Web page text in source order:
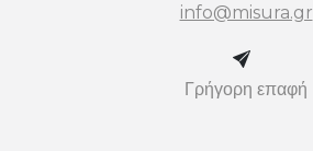
info@misura.gr
Γρήγορη επαφή